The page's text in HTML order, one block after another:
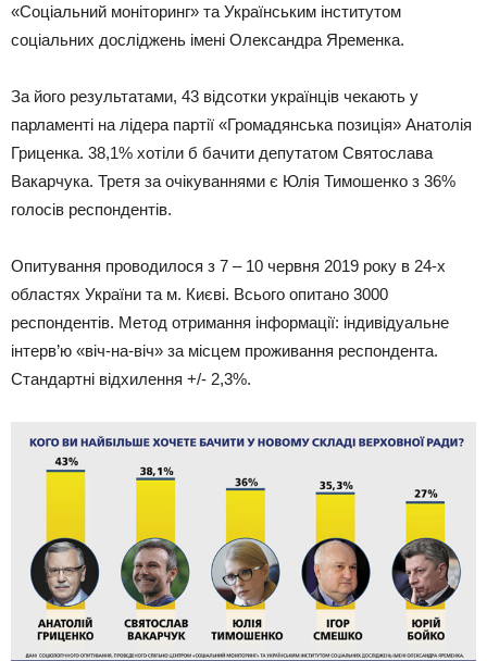
«Соціальний моніторинг» та Українським інститутом
соціальних досліджень імені Олександра Яременка.
За його результатами, 43 відсотки українців чекають у
парламенті на лідера партії «Громадянська позиція» Анатолія
Гриценка. 38,1% хотіли б бачити депутатом Святослава
Вакарчука. Третя за очікуваннями є Юлія Тимошенко з 36%
голосів респондентів.
Опитування проводилося з 7 – 10 червня 2019 року в 24-х
областях України та м. Києві. Всього опитано 3000
респондентів. Метод отримання інформації: індивідуальне
інтерв’ю «віч-на-віч» за місцем проживання респондента.
Стандартні відхилення +/- 2,3%.